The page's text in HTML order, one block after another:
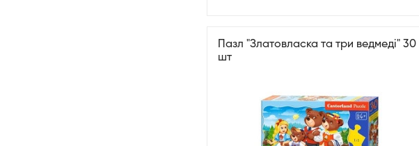
Пазл "Златовласка та три ведмеді" 30
шт